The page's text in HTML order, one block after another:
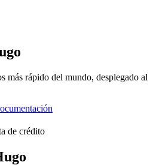
más rápido del mundo, desplegado al
de crédito